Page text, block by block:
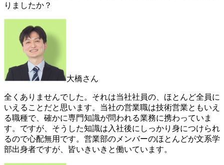
りましたか？
大橋さん
全くありませんでした。それは当社社員の、ほとんど全員に
いえることだと思います。当社の営業職は技術営業ともいえ
る職種で、確かに専門知識が問われる業務に携わっていま
す。ですが、そうした知識は入社後にしっかり身につけられ
るので心配無用です。営業部のメンバーのほとんどが文系学
部出身者ですが、皆いきいきと働いています。